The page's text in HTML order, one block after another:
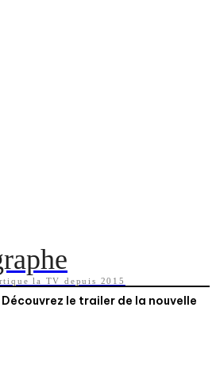
la TV depuis 2015
le trailer de la nouvelle